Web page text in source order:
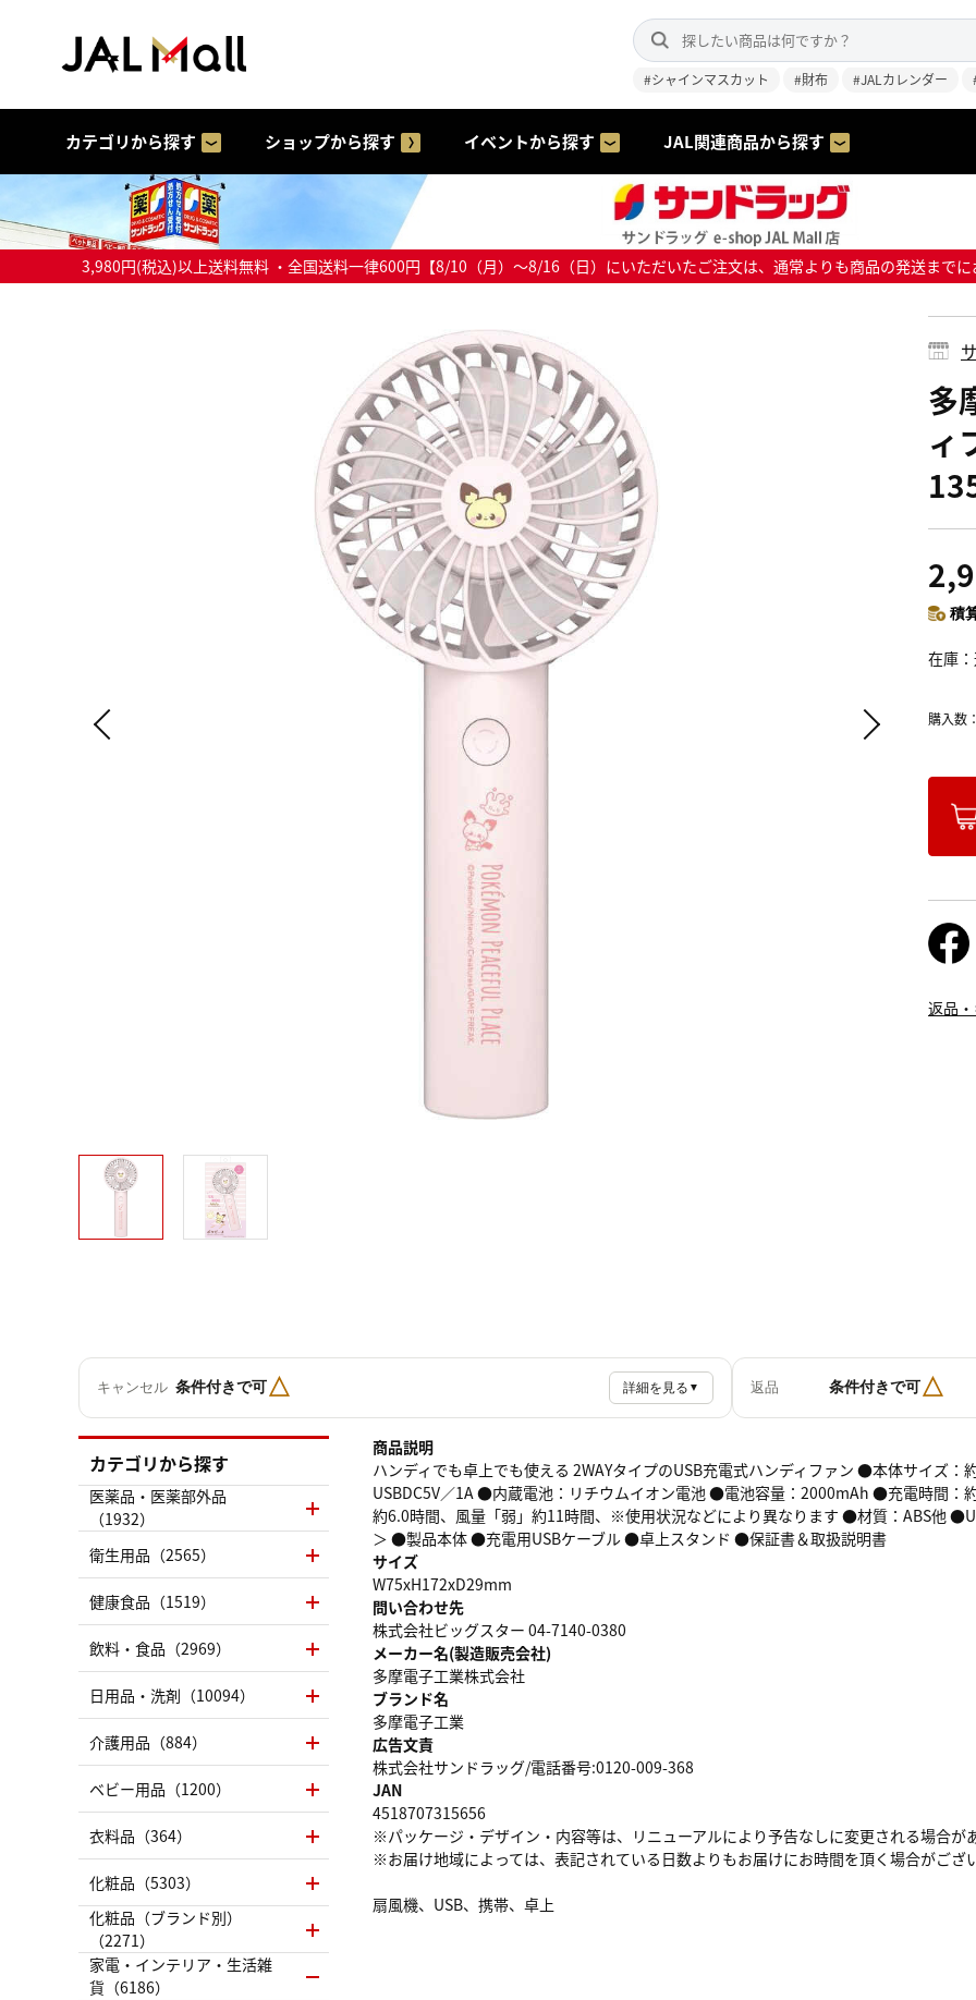
#シャインマスカット #財布 #JALカレンダー
カテゴリから探す ショップから探す イベントから探す JAL関連商品から探す
3,980円(税込)以上送料無料 ・全国送料一律600円【8/10（月）～8/16（日）にいただいたご注文は、通常よりも商品の発送まで
多
ィ
積
在庫
購入数
返品
キャンセル 条件付きで可△ 詳細を見る ▼ 返品 条件付きで可△
商品説明
ハンディでも卓上でも使える 2WAYタイプのUSB充電式ハンディファン ●本体サイズ
USBDC5V／1A ●内蔵電池：リチウムイオン電池 ●電池容量：2000mAh ●充電時間
約6.0時間、風量「弱」約11時間、※使用状況などにより異なります ●材質：ABS他
＞ ●製品本体 ●充電用USBケーブル ●卓上スタンド ●保証書＆取扱説明書
サイズ
W75xH172xD29mm
問い合わせ先
株式会社ビッグスター 04-7140-0380
メーカー名(製造販売会社)
多摩電子工業株式会社
ブランド名
多摩電子工業
広告文責
株式会社サンドラッグ/電話番号:0120-009-368
JAN
4518707315656
※パッケージ・デザイン・内容等は、リニューアルにより予告なしに変更される場合が
※お届け地域によっては、表記されている日数よりもお届けにお時間を頂く場合がござ
扇風機、USB、携帯、卓上
カテゴリから探す
医薬品・医薬部外品
（1932）
衛生用品（2565）
健康食品（1519）
飲料・食品（2969）
日用品・洗剤（10094）
介護用品（884）
ベビー用品（1200）
衣料品（364）
化粧品（5303）
化粧品（ブランド別）
（2271）
家電・インテリア・生活雑
貨（6186）